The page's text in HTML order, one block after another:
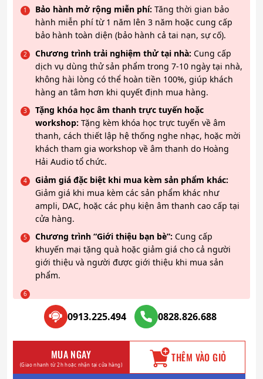
Bảo hành mở rộng miễn phí: Tăng thời gian bảo
hành miễn phí từ 1 năm lên 3 năm hoặc cung cấp
bảo hành toàn diện (bảo hành cả tai nạn, sự cố).
Chương trình trải nghiệm thử tại nhà: Cung cấp
dịch vụ dùng thử sản phẩm trong 7-10 ngày tại nhà,
không hài lòng có thể hoàn tiền 100%, giúp khách
hàng an tâm hơn khi quyết định mua hàng.
Tặng khóa học âm thanh trực tuyến hoặc
workshop: Tặng kèm khóa học trực tuyến về âm
thanh, cách thiết lập hệ thống nghe nhạc, hoặc mời
khách tham gia workshop về âm thanh do Hoàng
Hải Audio tổ chức.
Giảm giá đặc biệt khi mua kèm sản phẩm khác:
Giảm giá khi mua kèm các sản phẩm khác như
ampli, DAC, hoặc các phụ kiện âm thanh cao cấp tại
cửa hàng.
Chương trình “Giới thiệu bạn bè”: Cung cấp
khuyến mại tặng quà hoặc giảm giá cho cả người
giới thiệu và người được giới thiệu khi mua sản
phẩm.
0913.225.494 0828.826.688
MUA NGAY
(Giao nhanh từ 2h hoặc nhận tại cửa hàng) THÊM VÀO GIỎ